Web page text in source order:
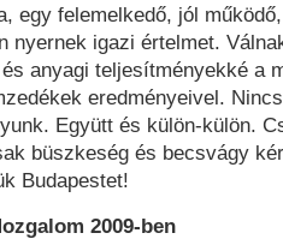
egy felemelkedő, jól
nyernek igazi értelmet.
anyagi teljesítményekké a
eredményeivel.
Együtt és külön-külön.
büszkeség és becsvágy
Budapestet!
2009-ben